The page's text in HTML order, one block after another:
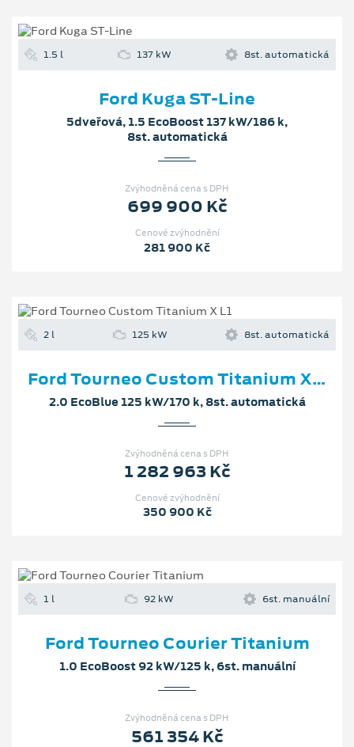
1.5 l 137 kW 8st. automatická
Ford Kuga ST-Line
5dveřová, 1.5 EcoBoost 137 kW/186 k,
8st. automatická
Zvýhodněná cena s DPH
699 900 Kč
Cenové zvýhodnění
281 900 Kč
2 l 125 kW 8st. automatická
Ford Tourneo Custom Titanium X L1
2.0 EcoBlue 125 kW/170 k, 8st. automatická
Zvýhodněná cena s DPH
1 282 963 Kč
Cenové zvýhodnění
350 900 Kč
1 l 92 kW 6st. manuální
Ford Tourneo Courier Titanium
1.0 EcoBoost 92 kW/125 k, 6st. manuální
Zvýhodněná cena s DPH
561 354 Kč